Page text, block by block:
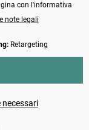
con l'informativa
note legali
Retargeting